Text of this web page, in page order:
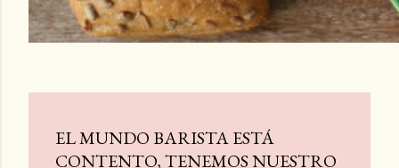
EL MUNDO BARISTA ESTÁ
CONTENTO, TENEMOS NUESTRO